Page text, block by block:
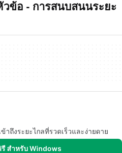
ข้อ - การสนบสนนระยะ
าถึงระยะไกลที่รวดเร็วและง่ายดาย
สำหรับ Windows